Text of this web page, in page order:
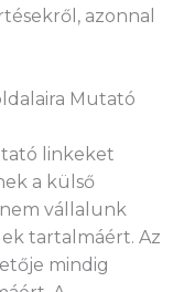
azonnal
Mutató
linkeket
a külső
vállalunk
tartalmáért. Az
mindig